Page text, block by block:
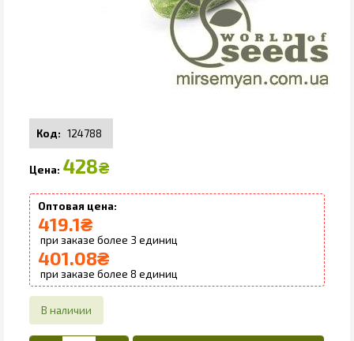
124788
428₴
419.1₴
3
401.08₴
8